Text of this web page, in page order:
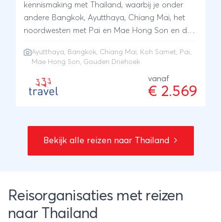
kennismaking met Thailand, waarbij je onder
andere Bangkok, Ayutthaya, Chiang Mai, het
noordwesten met Pai en Mae Hong Son en de
van een heerlijke strandvakantie op Koh Samet.
Ayutthaya, Bangkok, Chiang Mai, Koh Samet, Pai,
Mae Hong Son, Gouden Driehoek
vanaf
€ 2.569
Bekijk alle reizen naar Thailand
Reisorganisaties met reizen
naar Thailand